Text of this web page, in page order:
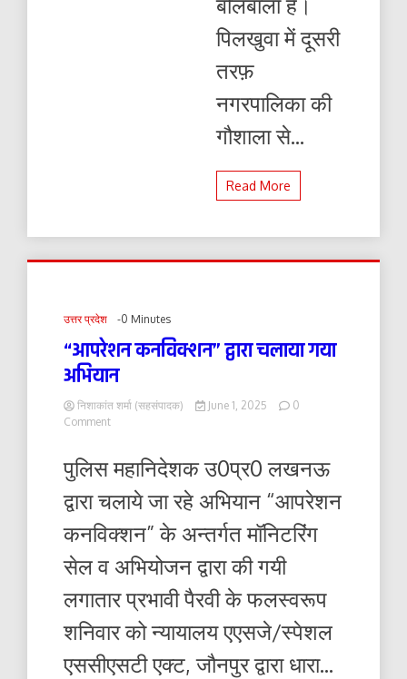
पिलखुवा में दूसरी
तरफ़
नगरपालिका की
गौशाला से...
Read More
उत्तर प्रदेश -0 Minutes
“आपरेशन कनविक्शन” द्वारा चलाया गया
अभियान
निशाकांत शर्मा (सहसंपादक) June 1, 2025
0
Commenton
द्वारा
गया
पुलिस महानिदेशक उ0प्र0 लखनऊ
द्वारा चलाये जा रहे अभियान “आपरेशन
कनविक्शन” के अन्तर्गत मॉनिटरिंग
सेल व अभियोजन द्वारा की गयी
लगातार प्रभावी पैरवी के फलस्वरूप
शनिवार को न्यायालय एएसजे/स्पेशल
एससीएसटी एक्ट, जौनपुर द्वारा धारा...